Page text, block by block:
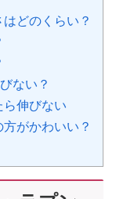
どのくらい？
ない？
伸びない
がかわいい？